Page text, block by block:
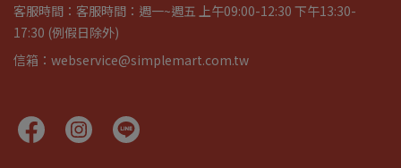
客服時間：客服時間：週一~週五 上午09:00-12:30 下午13:30-
17:30 (例假日除外)
信箱：webservice@simplemart.com.tw